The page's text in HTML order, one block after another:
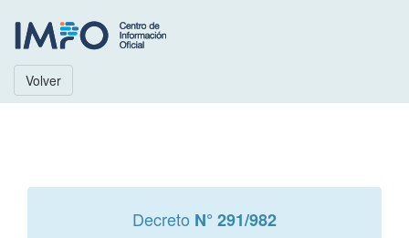
Volver
Decreto N° 291/982